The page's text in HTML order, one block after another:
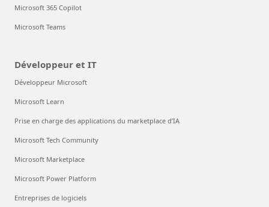
Microsoft 365 Copilot
Microsoft Teams
Développeur et IT
Développeur Microsoft
Microsoft Learn
Prise en charge des applications du marketplace d’IA
Microsoft Tech Community
Microsoft Marketplace
Microsoft Power Platform
Entreprises de logiciels